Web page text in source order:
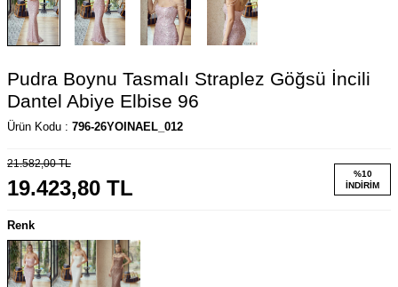
Pudra Boynu Tasmalı Straplez Göğsü İncili
Dantel Abiye Elbise 96
Ürün Kodu : 796-26YOINAEL_012
21.582,00TL
19.423,80 TL
%10
İNDIRIM
Renk